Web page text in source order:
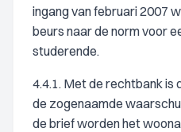
ingang van februari 2007
beurs naar de norm voor
studerende.
4.4.1. Met de rechtbank is
de zogenaamde
de brief worden het